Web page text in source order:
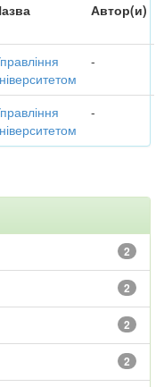
Автор(и)
-
-
2
2
2
2